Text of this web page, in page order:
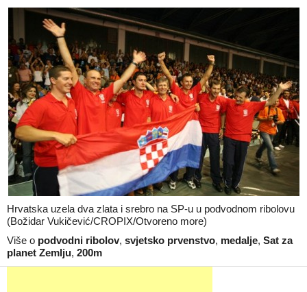
Hrvatska uzela dva zlata i srebro na SP-u u podvodnom ribolovu
(Božidar Vukičević/CROPIX/Otvoreno more)
Više o podvodni ribolov, svjetsko prvenstvo, medalje, Sat za
planet Zemlju, 200m